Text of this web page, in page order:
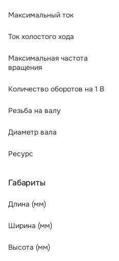
Максимальный ток
Ток холостого хода
Максимальная частота
вращения
Количество оборотов на 1 В
Резьба на валу
Диаметр вала
Ресурс
Габариты
Длина (мм)
Ширина (мм)
Высота (мм)